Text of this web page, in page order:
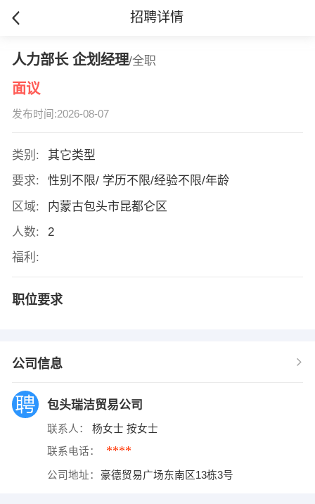
招聘详情
人力部长 企划经理/全职
面议
发布时间:2026-08-07
类别:
其它类型
要求:
性别不限/ 学历不限/经验不限/年龄
区域:
内蒙古包头市昆都仑区
人数:
2
福利:
职位要求
公司信息
包头瑞洁贸易公司
联系人： 杨女士 按女士
联系电话： ****
公司地址： 豪德贸易广场东南区13栋3号